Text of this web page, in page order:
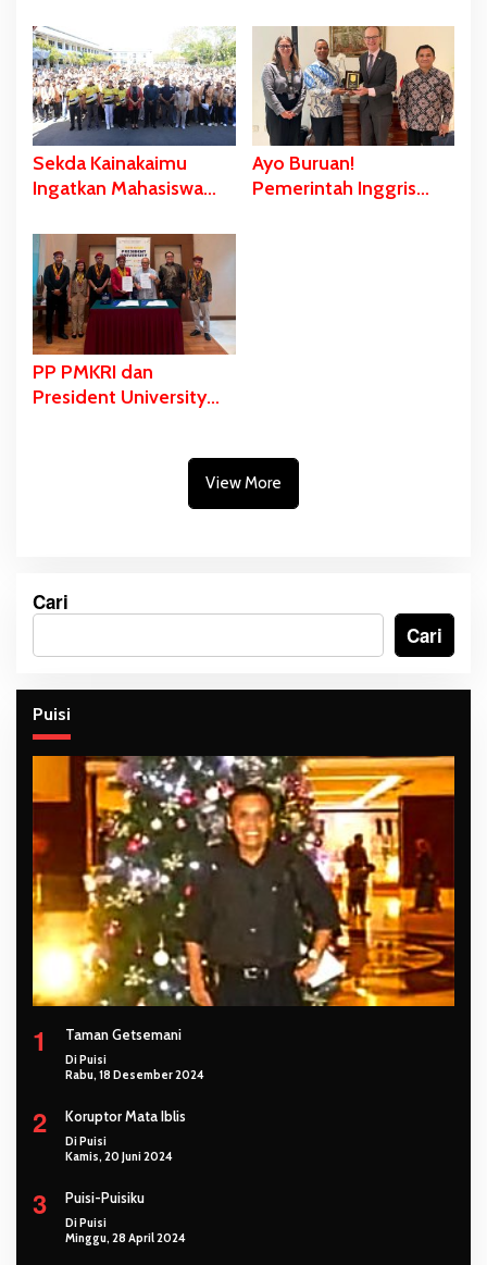
Yasanto, Ini Pesan
Gubernur Safanpo
Gubernur Safanpo:
Pentingnya Pendidikan
Karakter
Sekda Kainakaimu
Ingatkan Mahasiswa
‘Noda-Madu’ di Lokasi
KKN
Ayo Buruan!
Pemerintah Inggris
PP PMKRI dan
President University
View More
Cari
Cari
Puisi
1 Taman Getsemani
Di Puisi
Rabu, 18 Desember 2024
2 Koruptor Mata Iblis
Di Puisi
Kamis, 20 Juni 2024
3 Puisi-Puisiku
Di Puisi
Minggu, 28 April 2024